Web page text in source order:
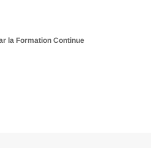
la Formation Continue